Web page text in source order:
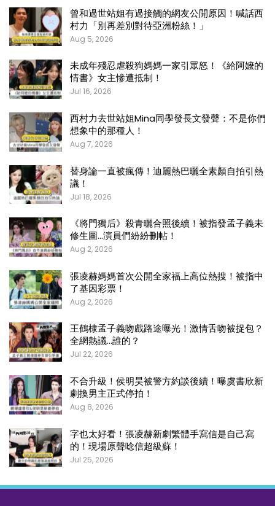
曾和過世站姐有過接觸的網友公開原因！喊話西
村力「別再差別對待亞洲粉絲！」
Aug 5, 2026
未成年殘忍虐殺狗媽媽一家引眾怒！《給阿嬤的
情書》女主慘遭抵制！
Jul 16, 2026
西村力去世站姐Mina同學發長文發聲：不是你們
想象中的那種人！
Aug 7, 2026
替身論一直被瘋傳！迪麗熱巴曬全素顏自拍引熱
議！
Jul 18, 2026
《將門獨后》殺青曬合照後續！被指發孟子義未
修生圖…演員們紛紛刪帖！
Aug 2, 2026
張凌赫媽媽首次公開全家福上高位熱搜！被指中
了基因彩票！
Aug 2, 2026
王鶴棣孟子義吻戲路途曝光！激情舌吻被捉包？
全網熱議…誰的？
Jul 22, 2026
不合升級！侯明昊被警方約談後續！曝虞書欣新
劇換男主正式停拍！
Aug 8, 2026
字也太好看！張凌赫新劇繁體手寫信是自己寫
的！現場原聲唸信超級蘇！
Jul 25, 2026